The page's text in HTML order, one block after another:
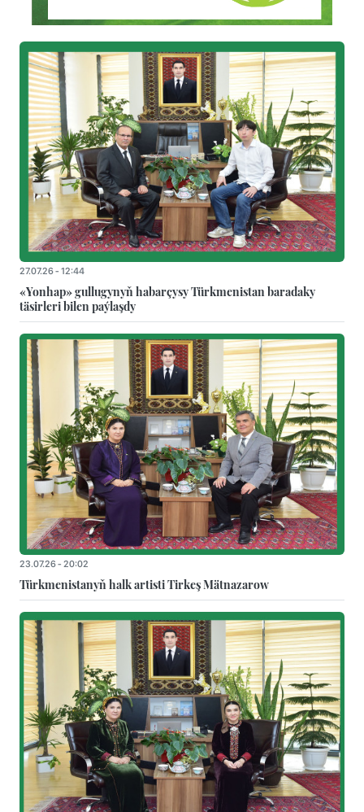
27.07.26 - 12:44
«Yonhap» gullugynyň habarçysy Türkmenistan baradaky
täsirleri bilen paýlaşdy
23.07.26 - 20:02
Türkmenistanyň halk artisti Tirkeş Mätnazarow